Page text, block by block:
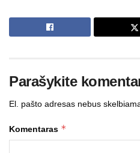
Parašykite
El. pašto adresas nebus
Komentaras *